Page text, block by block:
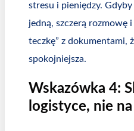
stresu i pieniędzy. Gdyby
jedną, szczerą rozmowę i
teczkę” z dokumentami,
spokojniejsza.
Wskazówka 4:
logistyce, nie